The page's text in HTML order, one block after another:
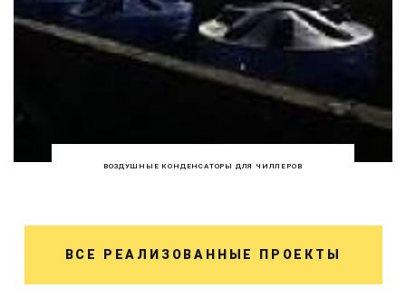
ВОЗДУШНЫЕ КОНДЕНСАТОРЫ ДЛЯ ЧИЛЛЕРОВ
ВСЕ РЕАЛИЗОВАННЫЕ ПРОЕКТЫ